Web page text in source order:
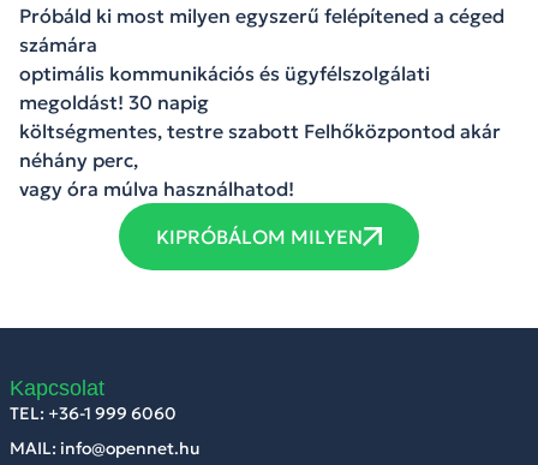
Próbáld ki most milyen egyszerű felépítened a céged
számára
optimális kommunikációs és ügyfélszolgálati
megoldást! 30 napig
költségmentes, testre szabott Felhőközpontod akár
néhány perc,
vagy óra múlva használhatod!
KIPRÓBÁLOM MILYEN
Kapcsolat
TEL: +36-1 999 6060
MAIL: info@opennet.hu